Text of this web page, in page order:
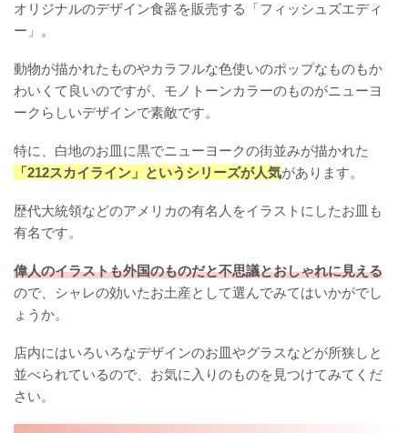
オリジナルのデザイン食器を販売する「フィッシュズエディ
ー」。
動物が描かれたものやカラフルな色使いのポップなものもか
わいくて良いのですが、モノトーンカラーのものがニューヨ
ークらしいデザインで素敵です。
特に、白地のお皿に黒でニューヨークの街並みが描かれた
「212スカイライン」というシリーズが人気があります。
歴代大統領などのアメリカの有名人をイラストにしたお皿も
有名です。
偉人のイラストも外国のものだと不思議とおしゃれに見える
ので、シャレの効いたお土産として選んでみてはいかがでし
ょうか。
店内にはいろいろなデザインのお皿やグラスなどが所狭しと
並べられているので、お気に入りのものを見つけてみてくだ
さい。